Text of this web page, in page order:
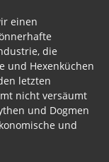
einen
die
und Hexenküchen
letzten
nicht versäumt
und Dogmen
und